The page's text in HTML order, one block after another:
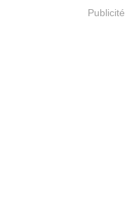
Publicité